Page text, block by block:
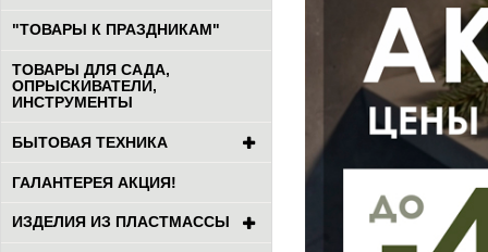
"ТОВАРЫ К ПРАЗДНИКАМ"
ТОВАРЫ ДЛЯ САДА,
ОПРЫСКИВАТЕЛИ,
ИНСТРУМЕНТЫ
БЫТОВАЯ ТЕХНИКА
ГАЛАНТЕРЕЯ АКЦИЯ!
ИЗДЕЛИЯ ИЗ ПЛАСТМАССЫ